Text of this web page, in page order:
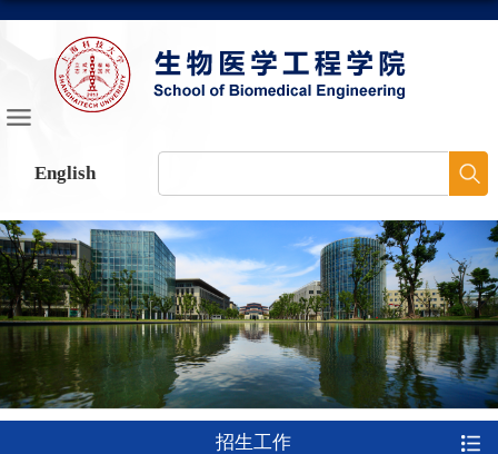
English
招生工作